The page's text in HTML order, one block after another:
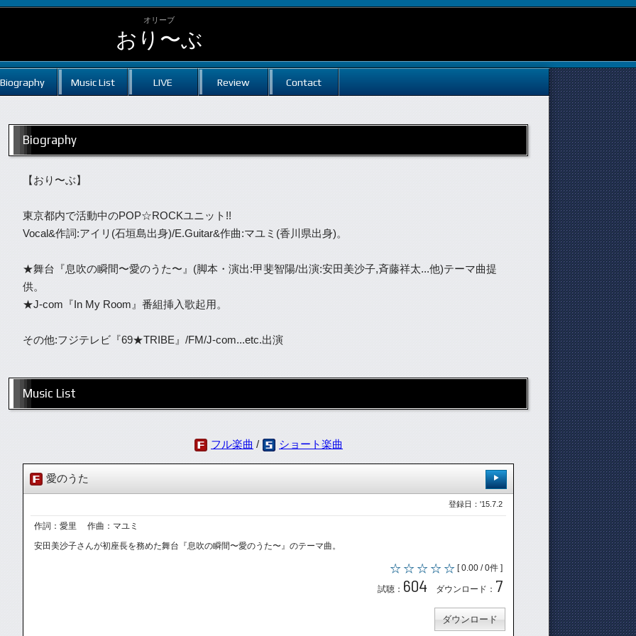
オリーブ
おり〜ぶ
Biography Music List LIVE Review Contact
Biography
【おり〜ぶ】
東京都内で活動中のPOP☆ROCKユニット!!
Vocal&作詞:アイリ(石垣島出身)/E.Guitar&作曲:マユミ(香川県出身)。
★舞台『息吹の瞬間〜愛のうた〜』(脚本・演出:甲斐智陽/出演:安田美沙子,斉藤祥太...他)テーマ曲提
供。
★J-com『In My Room』番組挿入歌起用。
その他:フジテレビ『69★TRIBE』/FM/J-com...etc.出演
Music List
フル楽曲 / ショート楽曲
愛のうた
登録日：'15.7.2
作詞：愛里 作曲：マユミ
安田美沙子さんが初座長を務めた舞台『息吹の瞬間〜愛のうた〜』のテーマ曲。
[ 0.00 / 0件 ]
試聴： 604 ダウンロード： 7
ダウンロード